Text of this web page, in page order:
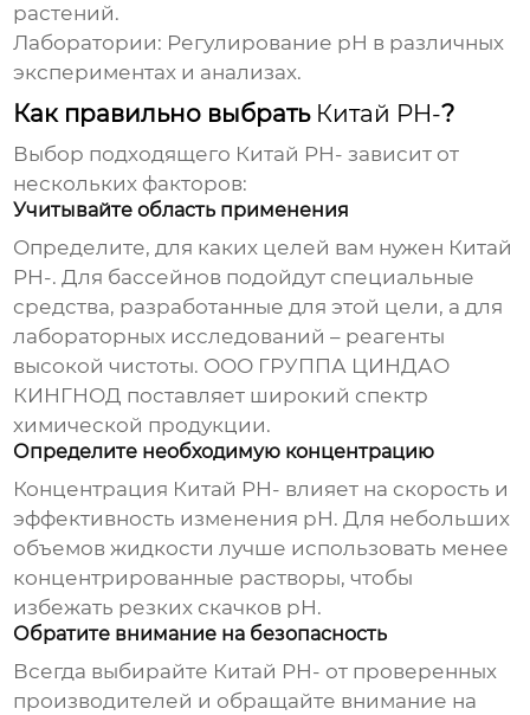
растений.
Лаборатории: Регулирование pH в различных
экспериментах и анализах.
Как правильно выбрать Китай PH-?
Выбор подходящего Китай PH- зависит от
нескольких факторов:
Учитывайте область применения
Определите, для каких целей вам нужен Китай
PH-. Для бассейнов подойдут специальные
средства, разработанные для этой цели, а для
лабораторных исследований – реагенты
высокой чистоты. ООО ГРУППА ЦИНДАО
КИНГНОД поставляет широкий спектр
химической продукции.
Определите необходимую концентрацию
Концентрация Китай PH- влияет на скорость и
эффективность изменения pH. Для небольших
объемов жидкости лучше использовать менее
концентрированные растворы, чтобы
избежать резких скачков pH.
Обратите внимание на безопасность
Всегда выбирайте Китай PH- от проверенных
производителей и обращайте внимание на